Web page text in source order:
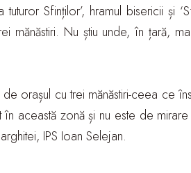
tuturor Sfinților’, hramul bisericii și
mănăstiri. Nu știu unde, în țară,
orașul cu trei mănăstiri-ceea ce
această zonă și nu este de
IPS Ioan Selejan.